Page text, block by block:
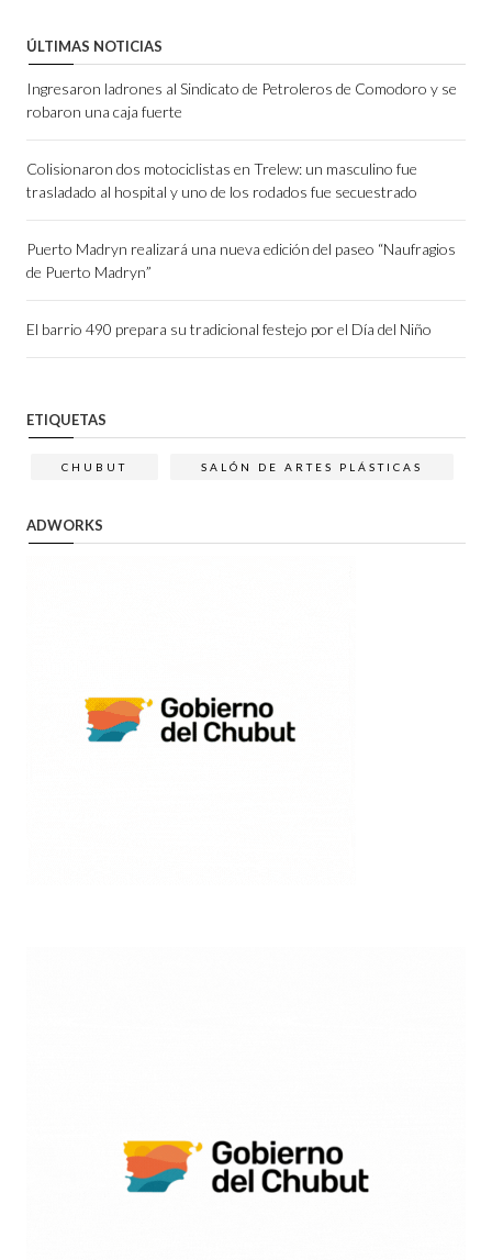
ÚLTIMAS NOTICIAS
Ingresaron ladrones al Sindicato de Petroleros de Comodoro y se
robaron una caja fuerte
Colisionaron dos motociclistas en Trelew: un masculino fue
trasladado al hospital y uno de los rodados fue secuestrado
Puerto Madryn realizará una nueva edición del paseo “Naufragios
de Puerto Madryn”
El barrio 490 prepara su tradicional festejo por el Día del Niño
ETIQUETAS
CHUBUT SALÓN DE ARTES PLÁSTICAS
ADWORKS